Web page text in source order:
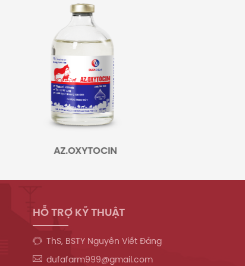
AZ.OXYTOCIN
HỖ TRỢ KỸ THUẬT
ThS, BSTY Nguyễn Viết Đảng
dufafarm999@gmail.com